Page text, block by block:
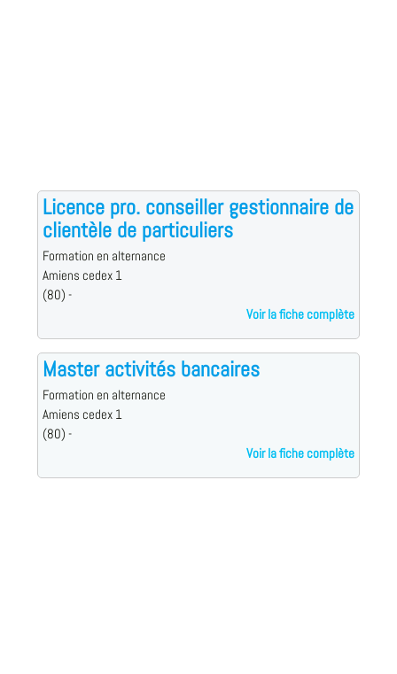
Licence pro. conseiller gestionnaire de
clientèle de particuliers
Formation en alternance
Amiens cedex 1
(80) -
Voir la fiche complète
Master activités bancaires
Formation en alternance
Amiens cedex 1
(80) -
Voir la fiche complète